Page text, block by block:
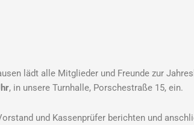
lädt alle Mitglieder und Freunde zur
, in unsere Turnhalle, Porschestraße 15, ein.
und Kassenprüfer berichten und